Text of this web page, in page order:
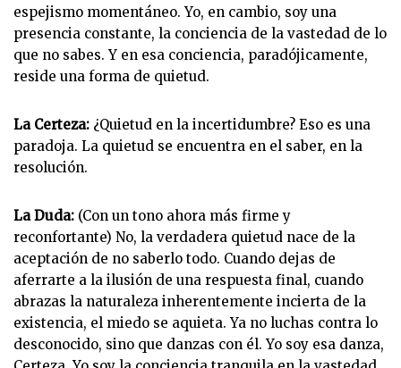
espejismo momentáneo. Yo, en cambio, soy una
presencia constante, la conciencia de la vastedad de lo
que no sabes. Y en esa conciencia, paradójicamente,
reside una forma de quietud.
La Certeza: ¿Quietud en la incertidumbre? Eso es una
paradoja. La quietud se encuentra en el saber, en la
resolución.
La Duda: (Con un tono ahora más firme y
reconfortante) No, la verdadera quietud nace de la
aceptación de no saberlo todo. Cuando dejas de
aferrarte a la ilusión de una respuesta final, cuando
abrazas la naturaleza inherentemente incierta de la
existencia, el miedo se aquieta. Ya no luchas contra lo
desconocido, sino que danzas con él. Yo soy esa danza,